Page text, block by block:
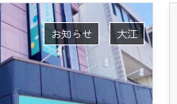
お知らせ 大江